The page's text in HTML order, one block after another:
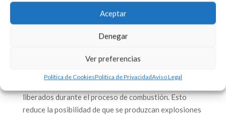
Aceptar
Denegar
Ver preferencias
Política de CookiesPolítica de PrivacidadAviso Legal
Efecto de enfriamiento y encapsulación
de incendios de baterías de litio. Existen agentes
liberados durante el proceso de combustión. Esto
reduce la posibilidad de que se produzcan explosiones